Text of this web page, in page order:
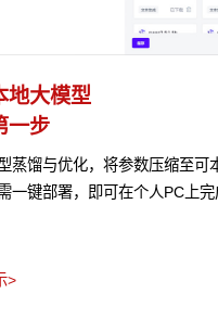
地大模型
一步
蒸馏与优化，将参数压缩至可
一键部署，即可在个人PC上
>